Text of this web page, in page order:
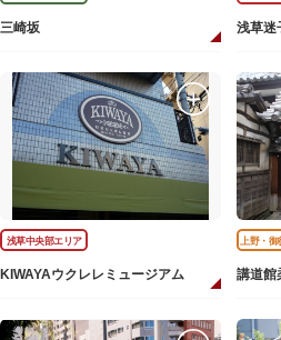
三崎坂 浅草迷
浅草中央部エリア
KIWAYAウクレレミュージアム
上野・
講道館